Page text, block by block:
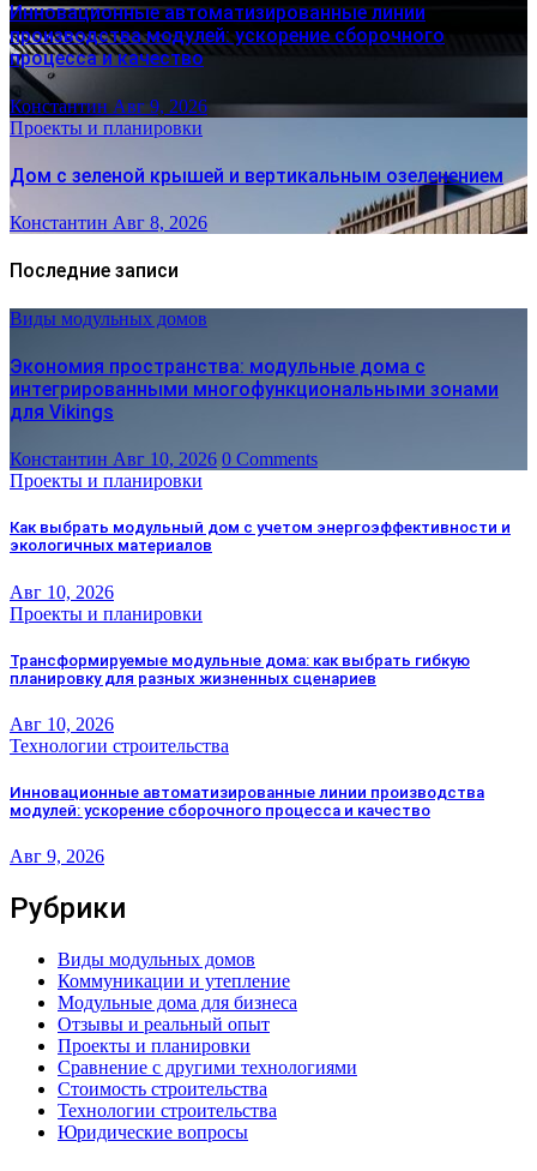
Инновационные автоматизированные линии
производства модулей: ускорение сборочного
процесса и качество
Константин Авг 9, 2026
Проекты и планировки
Дом с зеленой крышей и вертикальным озеленением
Константин Авг 8, 2026
Последние записи
Виды модульных домов
Экономия пространства: модульные дома с
интегрированными многофункциональными зонами
для Vikings
Константин Авг 10, 2026 0 Comments
Проекты и планировки
Как выбрать модульный дом с учетом энергоэффективности и
экологичных материалов
Авг 10, 2026
Проекты и планировки
Трансформируемые модульные дома: как выбрать гибкую
планировку для разных жизненных сценариев
Авг 10, 2026
Технологии строительства
Инновационные автоматизированные линии производства
модулей: ускорение сборочного процесса и качество
Авг 9, 2026
Рубрики
Виды модульных домов
Коммуникации и утепление
Модульные дома для бизнеса
Отзывы и реальный опыт
Проекты и планировки
Сравнение с другими технологиями
Стоимость строительства
Технологии строительства
Юридические вопросы